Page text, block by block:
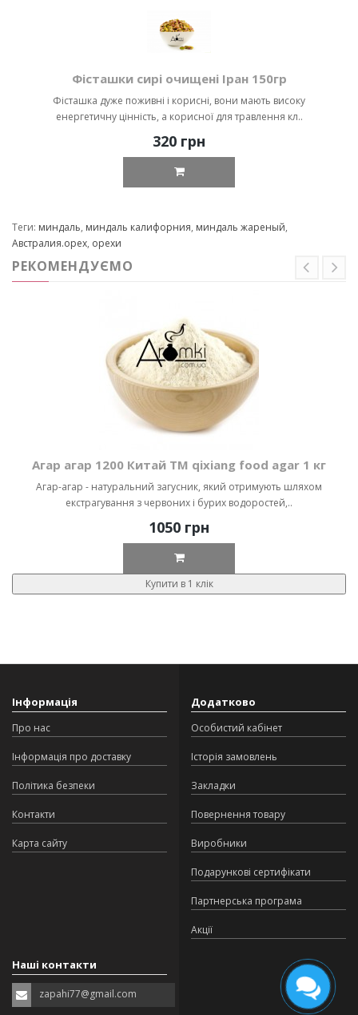
Фісташки сирі очищені Іран 150гр
Фісташка дуже поживні і корисні, вони мають високу
енергетичну цінність, а корисної для травлення кл..
320 грн
Теги: миндаль, миндаль калифорния, миндаль жареный,
Австралия.орех, орехи
РЕКОМЕНДУЄМО
Агар агар 1200 Китай ТМ qixiang food agar 1 кг
Агар-агар - натуральний загусник, який отримують шляхом
екстрагування з червоних і бурих водоростей,..
1050 грн
Купити в 1 клік
Інформація
Про нас
Інформація про доставку
Політика безпеки
Контакти
Карта сайту
Додатково
Особистий кабінет
Історія замовлень
Закладки
Повернення товару
Виробники
Подарункові сертифікати
Партнерська програма
Акції
Наші контакти
zapahi77@gmail.com